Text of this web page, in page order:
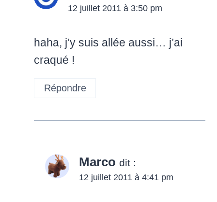
12 juillet 2011 à 3:50 pm
haha, j’y suis allée aussi… j’ai
craqué !
Répondre
Marco dit :
12 juillet 2011 à 4:41 pm